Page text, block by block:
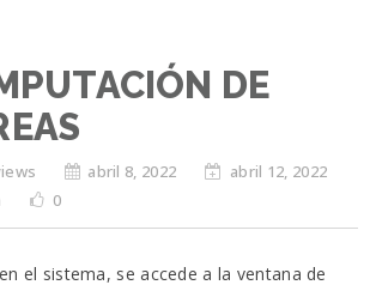
DE
abril 8, 2022
abril 12, 2022
0
el sistema, se accede a la ventana de